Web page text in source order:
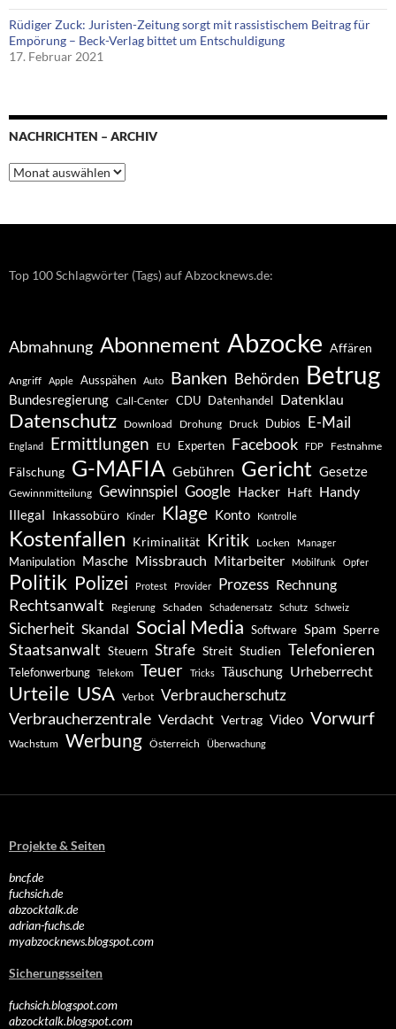
Rüdiger Zuck: Juristen-Zeitung sorgt mit rassistischem Beitrag für
Empörung – Beck-Verlag bittet um Entschuldigung
17. Februar 2021
NACHRICHTEN – ARCHIV
Nachrichten
–
Top 100 Schlagwörter (Tags) auf Abzocknews.de:
Abmahnung Abonnement Abzocke Affären
Angriff Apple Ausspähen Auto Banken Behörden Betrug
Bundesregierung Call-Center CDU Datenhandel Datenklau
Datenschutz Download Drohung Druck Dubios E-Mail
England Ermittlungen EU Experten Facebook FDP Festnahme
Fälschung G-MAFIA Gebühren Gericht Gesetze
Gewinnmitteilung Gewinnspiel Google Hacker Haft Handy
Illegal Inkassobüro Kinder Klage Konto Kontrolle
Kostenfallen Kriminalität Kritik Locken Manager
Manipulation Masche Missbrauch Mitarbeiter Mobilfunk Opfer
Politik Polizei Protest Provider Prozess Rechnung
Rechtsanwalt Regierung Schaden Schadenersatz Schutz Schweiz
Sicherheit Skandal Social Media Software Spam Sperre
Staatsanwalt Steuern Strafe Streit Studien Telefonieren
Telefonwerbung Telekom Teuer Tricks Täuschung Urheberrecht
Urteile USA Verbot Verbraucherschutz
Verbraucherzentrale Verdacht Vertrag Video Vorwurf
Wachstum Werbung Österreich Überwachung
Projekte & Seiten
bncf.de
fuchsich.de
abzocktalk.de
adrian-fuchs.de
myabzocknews.blogspot.com
Sicherungsseiten
fuchsich.blogspot.com
abzocktalk.blogspot.com